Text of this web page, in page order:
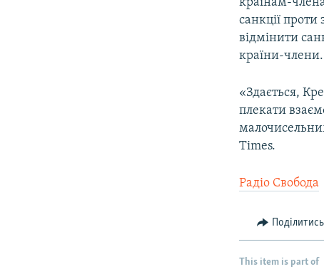
санкції проти
відмінити
країни-члени.
«Здається,
плекати
Times.
Радіо Свобода
Поділитись
This item is part of